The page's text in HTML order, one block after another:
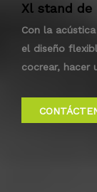
Xl stand de
Con la
el diseño
cocrear, hacer